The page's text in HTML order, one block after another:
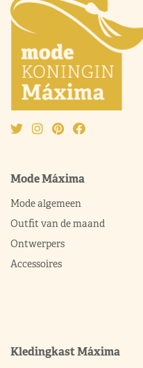
Mode Máxima
Mode algemeen
Outfit van de maand
Ontwerpers
Accessoires
Kledingkast Máxima